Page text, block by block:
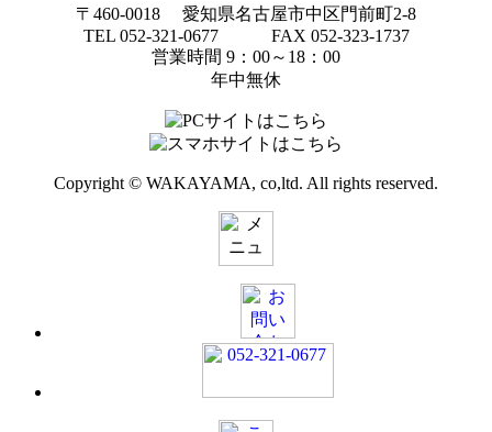
〒460-0018 愛知県名古屋市中区門前町2-8
TEL 052-321-0677 FAX 052-323-1737
営業時間 9：00～18：00
年中無休
Copyright © WAKAYAMA, co,ltd. All rights reserved.